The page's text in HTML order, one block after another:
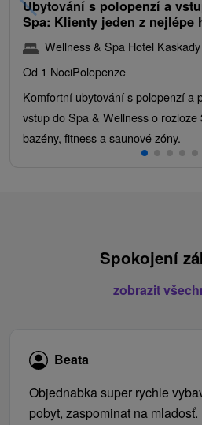
Ubytování s polopenzí a
Spa: Klienty jeden z nejlépe
Wellness & Spa Hotel Kaskady
Od 1 NociPolopenze
Komfortní ubytování s polopenzí a
vstup do Spa & Wellness o rozloze
bazény, fitness a saunové zóny.
Spokojení
zobrazit
Beata
Objednabka super rychle
pobyt, zaspominat na mladosť.